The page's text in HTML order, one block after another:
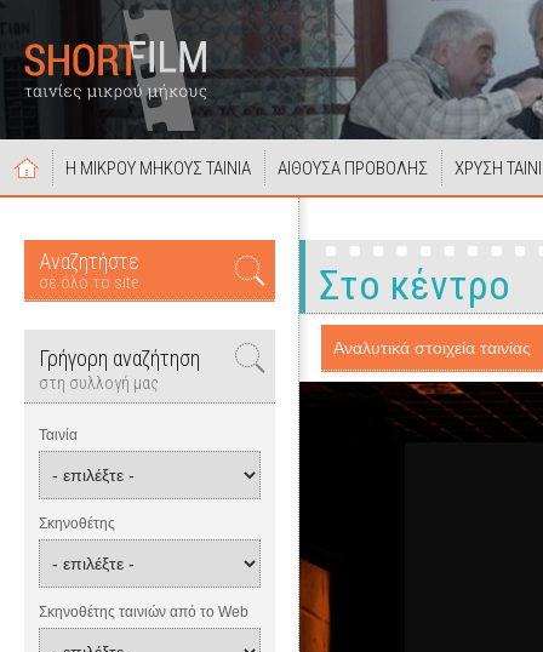
Η ΜΙΚΡΟΥ ΜΗΚΟΥΣ ΤΑΙΝΙΑ ΑΙΘΟΥΣΑ ΠΡΟΒΟΛΗΣ ΧΡΥΣΗ
Αναζητήστε
σε όλο το site
Γρήγορη αναζήτηση
στη συλλογή μας
Ταινία
Σκηνοθέτης
Σκηνοθέτης ταινιών από το Web
Στο κέντρο
Αναλυτικά στοιχεία ταινίας